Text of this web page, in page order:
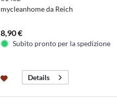
mycleanhome da Reich
8,90 €
Subito pronto per la spedizione
Details